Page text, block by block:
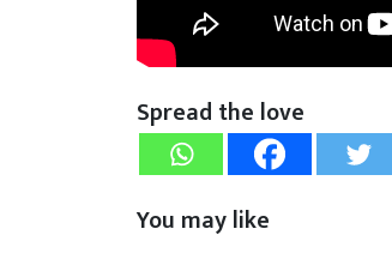
Spread the love
You may like